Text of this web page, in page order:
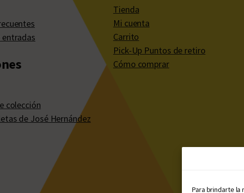
Para brindarte
entradas
colección
de José Hernández
Tienda
Mi cuenta
Carrito
Pick-Up Puntos de retiro
Cómo comprar